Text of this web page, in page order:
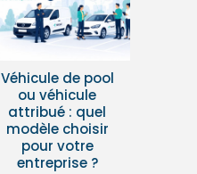
Véhicule de pool
ou véhicule
attribué : quel
modèle choisir
pour votre
entreprise ?